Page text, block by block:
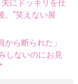
にドッキリを仕
、“笑えない展
ら断られた」
しないのにお見